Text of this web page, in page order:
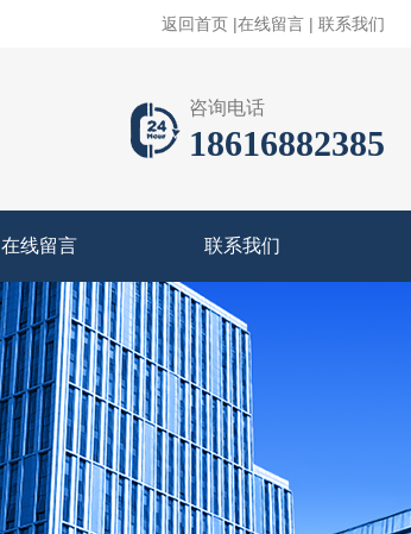
返回首页 |在线留言 | 联系我们
咨询电话
18616882385
在线留言 联系我们